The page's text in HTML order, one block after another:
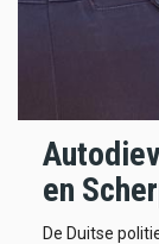
en
De Duitse